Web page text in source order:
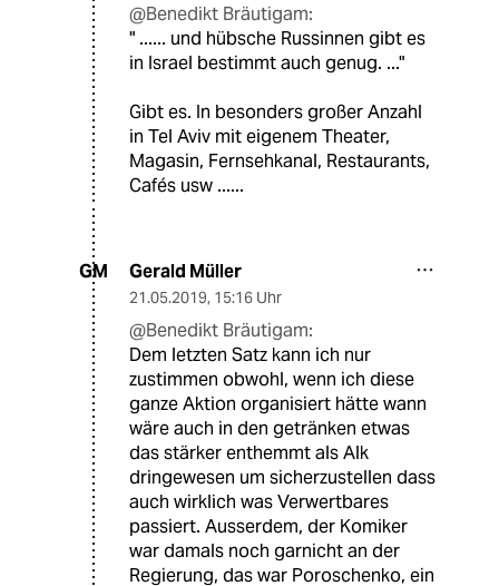
@Benedikt Bräutigam:
" ...... und hübsche Russinnen gibt es
in Israel bestimmt auch genug. ..."
Gibt es. In besonders großer Anzahl
in Tel Aviv mit eigenem Theater,
Magasin, Fernsehkanal, Restaurants,
Cafés usw ......
GM Gerald Müller
21.05.2019, 15:16 Uhr
@Benedikt Bräutigam:
Dem letzten Satz kann ich nur
zustimmen obwohl, wenn ich diese
ganze Aktion organisiert hätte wann
wäre auch in den getränken etwas
das stärker enthemmt als Alk
dringewesen um sicherzustellen dass
auch wirklich was Verwertbares
passiert. Ausserdem, der Komiker
war damals noch garnicht an der
Regierung, das war Poroschenko, ein